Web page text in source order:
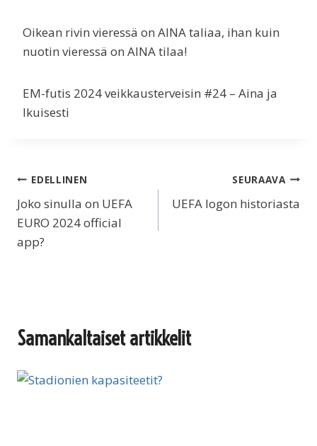
Oikean rivin vieressä on AINA taliaa, ihan kuin
nuotin vieressä on AINA tilaa!
EM-futis 2024 veikkausterveisin #24 – Aina ja
Ikuisesti
Artikkelien
selaus
EDELLINEN
Joko sinulla on UEFA
EURO 2024 official
app?
SEURAAVA
UEFA logon historiasta
Samankaltaiset artikkelit